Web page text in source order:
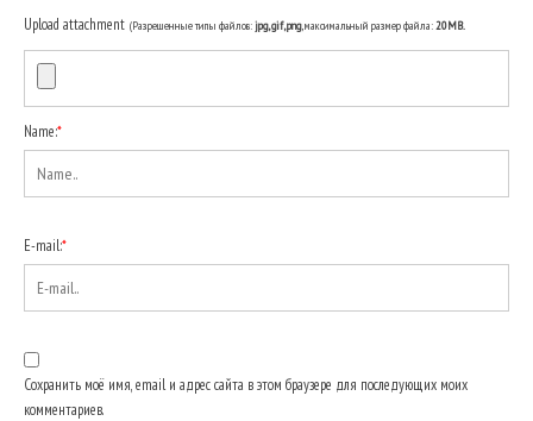
Upload attachment (Разрешенные типы файлов:jpg, gif, png, максимальный размер файла:20MB.
Name:*
E-mail:*
Сохранить моё имя, email и адрес сайта в этом браузере для последующих моих
комментариев.